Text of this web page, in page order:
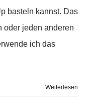
basteln kannst. Das
oder jeden anderen
ich das
Weiterlesen